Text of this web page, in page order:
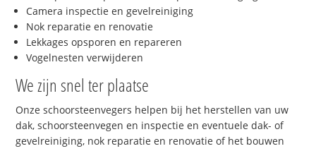
Camera inspectie en gevelreiniging
Nok reparatie en renovatie
Lekkages opsporen en repareren
Vogelnesten verwijderen
We zijn snel ter plaatse
Onze schoorsteenvegers helpen bij het herstellen van uw
dak, schoorsteenvegen en inspectie en eventuele dak- of
gevelreiniging, nok reparatie en renovatie of het bouwen